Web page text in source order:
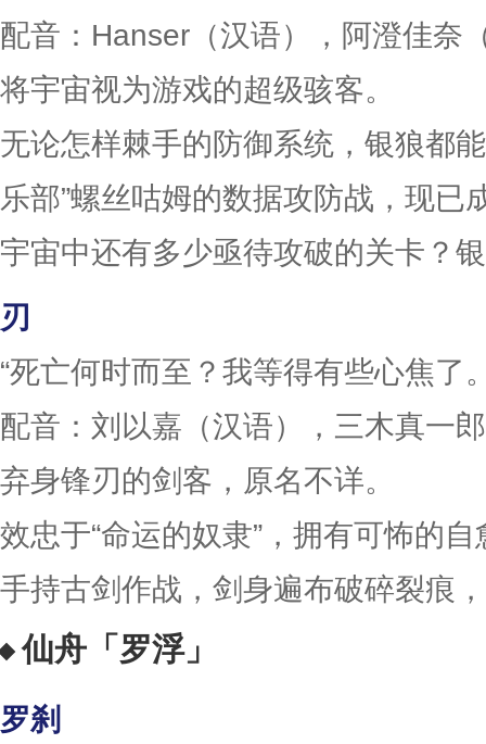
配音：Hanser（汉语），阿澄佳奈
将宇宙视为游戏的超级骇客。
无论怎样棘手的防御系统，银狼都
乐部”螺丝咕姆的数据攻防战，现已
宇宙中还有多少亟待攻破的关卡？
刃
“死亡何时而至？我等得有些心焦了
配音：刘以嘉（汉语），三木真一
弃身锋刃的剑客，原名不详。
效忠于“命运的奴隶”，拥有可怖的
手持古剑作战，剑身遍布破碎裂痕
仙舟「罗浮」
罗刹